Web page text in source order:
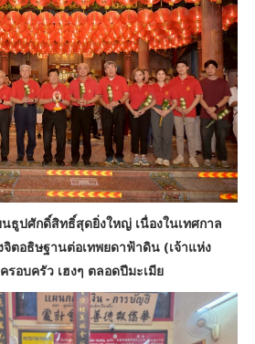
ธูปศักดิ์สิทธิ์สุดยิ่งใหญ่ เนื่องในเทศกาล
ตอธิษฐานต่อเทพยดาฟ้าดิน (เจ้าแห่ง
รอบครัว เฮงๆ ตลอดปีมะเมีย